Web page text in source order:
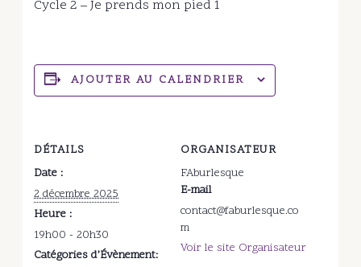
Cycle 2 – Je prends mon pied 1
AJOUTER AU CALENDRIER
DÉTAILS
Date :
2 décembre 2025
Heure :
19h00 - 20h30
Catégories d’Évènement:
ORGANISATEUR
FAburlesque
E-mail
contact@faburlesque.co
m
Voir le site Organisateur